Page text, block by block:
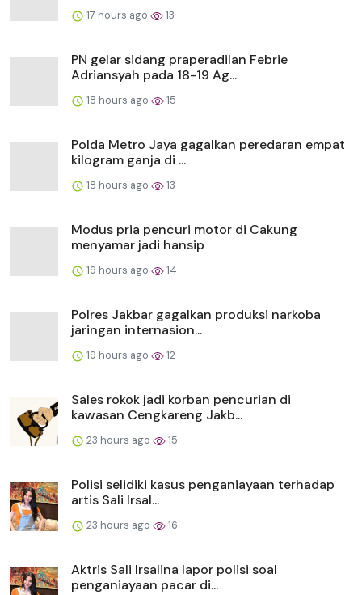
17 hours ago 13
PN gelar sidang praperadilan Febrie
Adriansyah pada 18-19 Ag...
18 hours ago 15
Polda Metro Jaya gagalkan peredaran empat
kilogram ganja di ...
18 hours ago 13
Modus pria pencuri motor di Cakung
menyamar jadi hansip
19 hours ago 14
Polres Jakbar gagalkan produksi narkoba
jaringan internasion...
19 hours ago 12
Sales rokok jadi korban pencurian di
kawasan Cengkareng Jakb...
23 hours ago 15
Polisi selidiki kasus penganiayaan terhadap
artis Sali Irsal...
23 hours ago 16
Aktris Sali Irsalina lapor polisi soal
penganiayaan pacar di...